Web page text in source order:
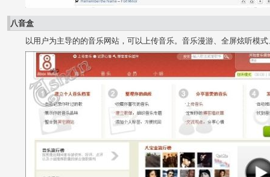
八音盒
以用户为主导的的音乐网站，可以上传音乐。音乐漫游、全屏炫听模